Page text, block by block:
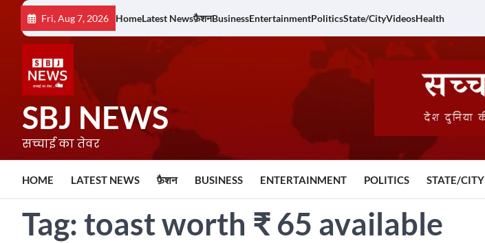
content
Fri, Aug 7, 2026 HomeLatest Newsफ़ैशनBusinessEntertainmentPoliticsState/CityVideosHealth
SBJ NEWS
सच्चाई का तेवर
HOME LATEST NEWS फ़ैशन BUSINESS ENTERTAINMENT POLITICS STATE/CITY
Tag: toast worth ₹ 65 available